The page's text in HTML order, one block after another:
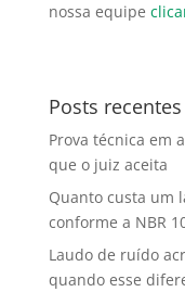
nossa equipe
Posts recentes
Prova técnica em
que o juiz aceita
Quanto custa um
conforme a NBR
Laudo de ruído
quando esse